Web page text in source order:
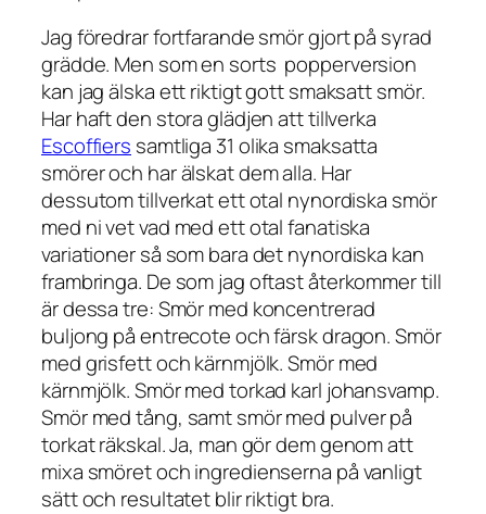
Jag föredrar fortfarande smör gjort på syrad
grädde. Men som en sorts popperversion
kan jag älska ett riktigt gott smaksatt smör.
Har haft den stora glädjen att tillverka
Escoffiers samtliga 31 olika smaksatta
smörer och har älskat dem alla. Har
dessutom tillverkat ett otal nynordiska smör
med ni vet vad med ett otal fanatiska
variationer så som bara det nynordiska kan
frambringa. De som jag oftast återkommer till
är dessa tre: Smör med koncentrerad
buljong på entrecote och färsk dragon. Smör
med grisfett och kärnmjölk. Smör med
kärnmjölk. Smör med torkad karl johansvamp.
Smör med tång, samt smör med pulver på
torkat räkskal. Ja, man gör dem genom att
mixa smöret och ingredienserna på vanligt
sätt och resultatet blir riktigt bra.